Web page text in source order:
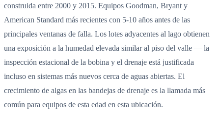
construida entre 2000 y 2015. Equipos Goodman, Bryant y
American Standard más recientes con 5-10 años antes de las
principales ventanas de falla. Los lotes adyacentes al lago obtienen
una exposición a la humedad elevada similar al piso del valle — la
inspección estacional de la bobina y el drenaje está justificada
incluso en sistemas más nuevos cerca de aguas abiertas. El
crecimiento de algas en las bandejas de drenaje es la llamada más
común para equipos de esta edad en esta ubicación.